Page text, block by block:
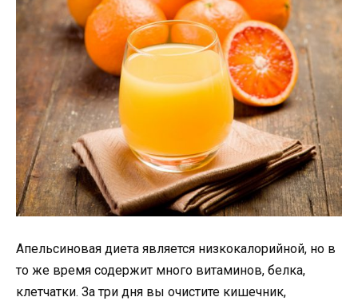
Апельсиновая диета является низкокалорийной, но в
то же время содержит много витаминов, белка,
клетчатки. За три дня вы очистите кишечник,